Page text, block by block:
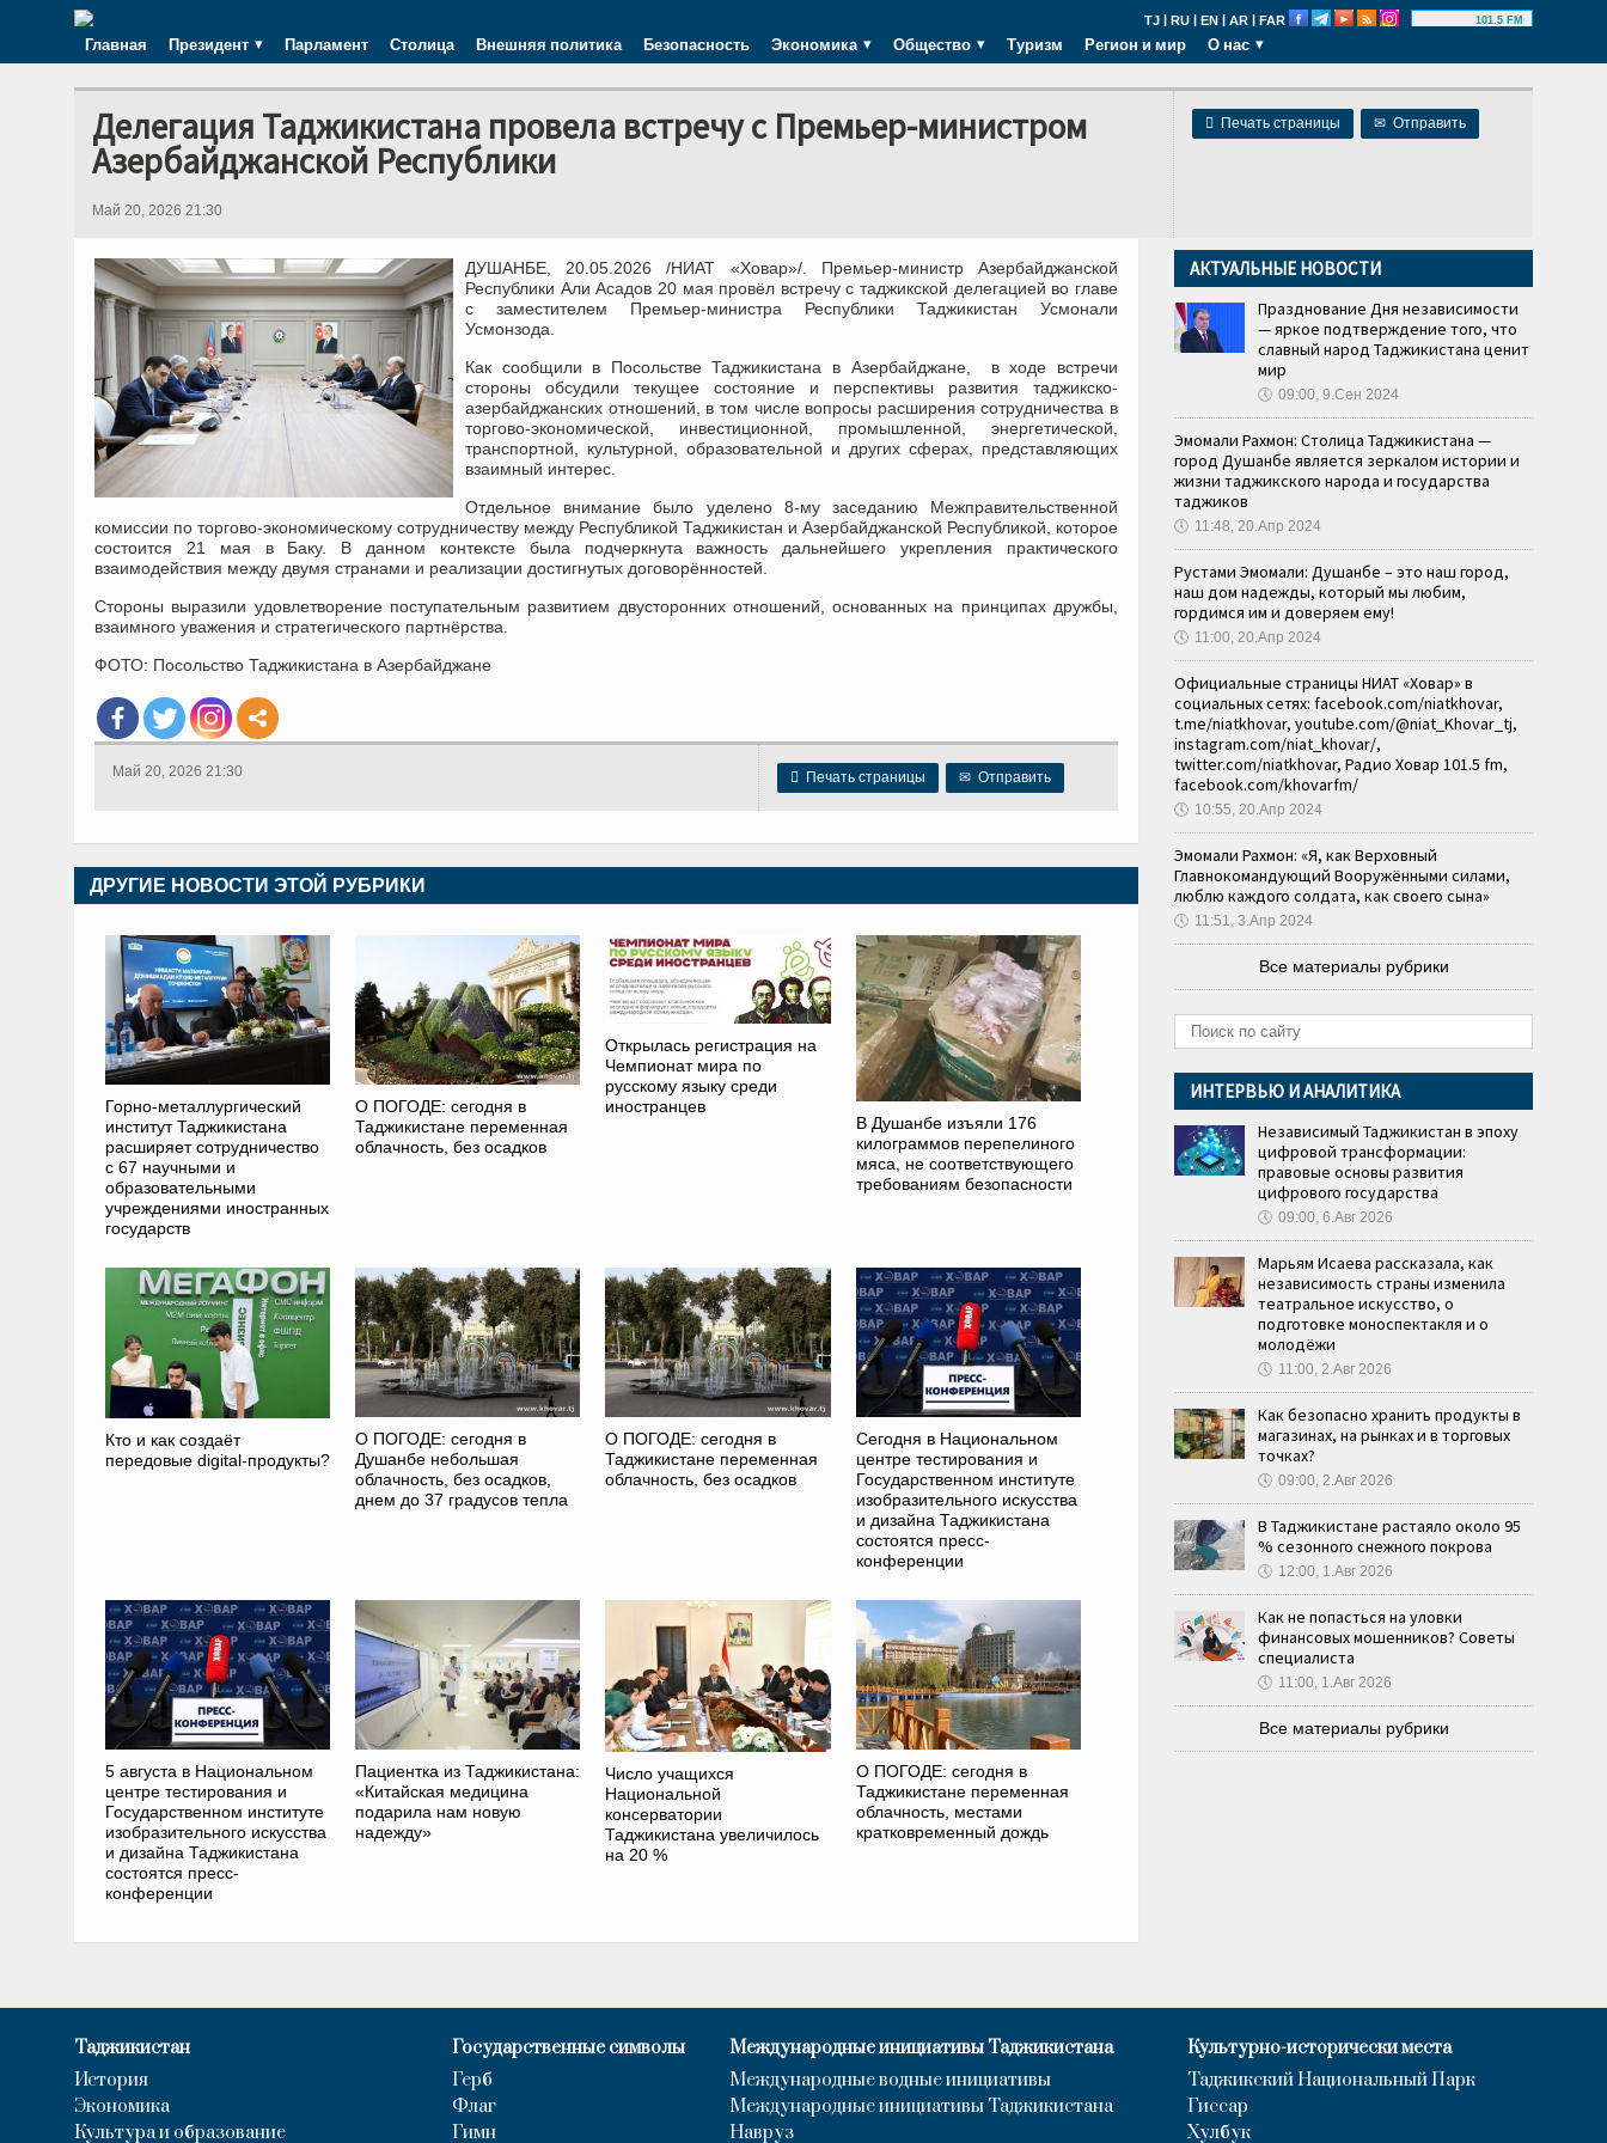
TJ | RU | EN | AR | FAR 101.5 FM
Главная Президент Парламент Столица Внешняя политика Безопасность Экономика Общество Туризм Регион и мир О нас
 Печать страницы ✉ Отправить
Делегация Таджикистана провела встречу с Премьер-министром
Азербайджанской Республики
Май 20, 2026 21:30
ДУШАНБЕ, 20.05.2026 /НИАТ «Ховар»/. Премьер-министр Азербайджанской
Республики Али Асадов 20 мая провёл встречу с таджикской делегацией во главе
с заместителем Премьер-министра Республики Таджикистан Усмонали
Усмонзода.
Как сообщили в Посольстве Таджикистана в Азербайджане, в ходе встречи
стороны обсудили текущее состояние и перспективы развития таджикско-
азербайджанских отношений, в том числе вопросы расширения сотрудничества в
торгово-экономической, инвестиционной, промышленной, энергетической,
транспортной, культурной, образовательной и других сферах, представляющих
взаимный интерес.
Отдельное внимание было уделено 8-му заседанию Межправительственной
комиссии по торгово-экономическому сотрудничеству между Республикой Таджикистан и Азербайджанской Республикой, которое
состоится 21 мая в Баку. В данном контексте была подчеркнута важность дальнейшего укрепления практического
взаимодействия между двумя странами и реализации достигнутых договорённостей.
Стороны выразили удовлетворение поступательным развитием двусторонних отношений, основанных на принципах дружбы,
взаимного уважения и стратегического партнёрства.
ФОТО: Посольство Таджикистана в Азербайджане
 Печать страницы ✉ Отправить
Май 20, 2026 21:30
ДРУГИЕ НОВОСТИ ЭТОЙ РУБРИКИ
Горно-металлургический
институт Таджикистана
расширяет сотрудничество
с 67 научными и
образовательными
учреждениями иностранных
государств
О ПОГОДЕ: сегодня в
Таджикистане переменная
облачность, без осадков
Открылась регистрация на
Чемпионат мира по
русскому языку среди
иностранцев
В Душанбе изъяли 176
килограммов перепелиного
мяса, не соответствующего
требованиям безопасности
Кто и как создаёт
передовые digital-продукты?
О ПОГОДЕ: сегодня в
Душанбе небольшая
облачность, без осадков,
днем до 37 градусов тепла
О ПОГОДЕ: сегодня в
Таджикистане переменная
облачность, без осадков
Сегодня в Национальном
центре тестирования и
Государственном институте
изобразительного искусства
и дизайна Таджикистана
состоятся пресс-
конференции
5 августа в Национальном
центре тестирования и
Государственном институте
изобразительного искусства
и дизайна Таджикистана
состоятся пресс-
конференции
Пациентка из Таджикистана:
«Китайская медицина
подарила нам новую
надежду»
Число учащихся
Национальной
консерватории
Таджикистана увеличилось
на 20 %
О ПОГОДЕ: сегодня в
Таджикистане переменная
облачность, местами
кратковременный дождь
АКТУАЛЬНЫЕ НОВОСТИ
Празднование Дня независимости
— яркое подтверждение того, что
славный народ Таджикистана ценит
мир
🕔 09:00, 9.Сен 2024
Эмомали Рахмон: Столица Таджикистана —
город Душанбе является зеркалом истории и
жизни таджикского народа и государства
таджиков
🕔 11:48, 20.Апр 2024
Рустами Эмомали: Душанбе – это наш город,
наш дом надежды, который мы любим,
гордимся им и доверяем ему!
🕔 11:00, 20.Апр 2024
Официальные страницы НИАТ «Ховар» в
социальных сетях: facebook.com/niatkhovar,
t.me/niatkhovar, youtube.com/@niat_Khovar_tj,
instagram.com/niat_khovar/,
twitter.com/niatkhovar, Радио Ховар 101.5 fm,
facebook.com/khovarfm/
🕔 10:55, 20.Апр 2024
Эмомали Рахмон: «Я, как Верховный
Главнокомандующий Вооружёнными силами,
люблю каждого солдата, как своего сына»
🕔 11:51, 3.Апр 2024
Все материалы рубрики
ИНТЕРВЬЮ И АНАЛИТИКА
Независимый Таджикистан в эпоху
цифровой трансформации:
правовые основы развития
цифрового государства
🕔 09:00, 6.Авг 2026
Марьям Исаева рассказала, как
независимость страны изменила
театральное искусство, о
подготовке моноспектакля и о
молодёжи
🕔 11:00, 2.Авг 2026
Как безопасно хранить продукты в
магазинах, на рынках и в торговых
точках?
🕔 09:00, 2.Авг 2026
В Таджикистане растаяло около 95
% сезонного снежного покрова
🕔 12:00, 1.Авг 2026
Как не попасться на уловки
финансовых мошенников? Советы
специалиста
🕔 11:00, 1.Авг 2026
Все материалы рубрики
Таджикистан
История
Экономика
Культура и образование
Государственные символы
Герб
Флаг
Гимн
Международные инициативы Таджикистана
Международные водные инициативы
Международные инициативы Таджикистана
Навруз
Культурно-исторически места
Таджикский Национальный Парк
Гиссар
Хулбук